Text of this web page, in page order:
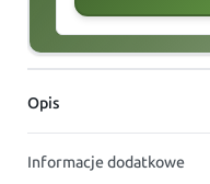
Opis
Informacje dodatkowe